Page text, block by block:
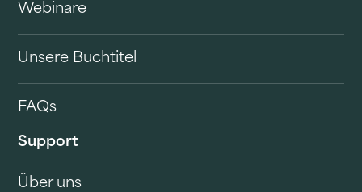
Webinare
Unsere Buchtitel
FAQs
Support
Über uns